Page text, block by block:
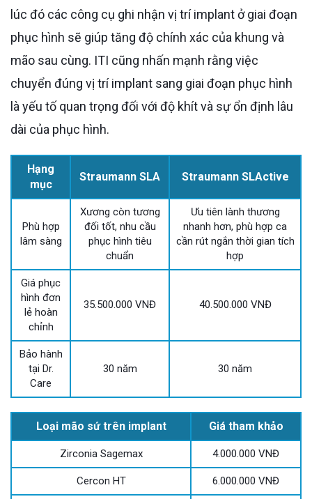
lúc đó các công cụ ghi nhận vị trí implant ở giai đoạn
phục hình sẽ giúp tăng độ chính xác của khung và
mão sau cùng. ITI cũng nhấn mạnh rằng việc
chuyển đúng vị trí implant sang giai đoạn phục hình
là yếu tố quan trọng đối với độ khít và sự ổn định lâu
dài của phục hình.
Hạng
mục
Straumann SLA Straumann SLActive
Phù hợp
lâm sàng
Xương còn tương
đối tốt, nhu cầu
phục hình tiêu
chuẩn
Ưu tiên lành thương
nhanh hơn, phù hợp ca
cần rút ngắn thời gian tích
hợp
Giá phục
hình đơn
lẻ hoàn
chỉnh
35.500.000 VNĐ 40.500.000 VNĐ
Bảo hành
tại Dr.
Care
30 năm 30 năm
Loại mão sứ trên implant Giá tham khảo
Zirconia Sagemax 4.000.000 VNĐ
Cercon HT 6.000.000 VNĐ